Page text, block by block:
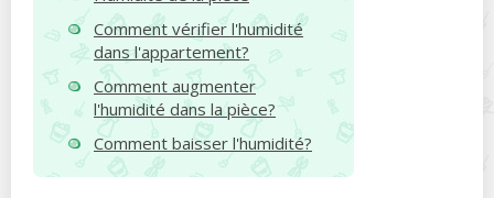
Comment vérifier l'humidité
dans l'appartement?
Comment augmenter
l'humidité dans la pièce?
Comment baisser l'humidité?